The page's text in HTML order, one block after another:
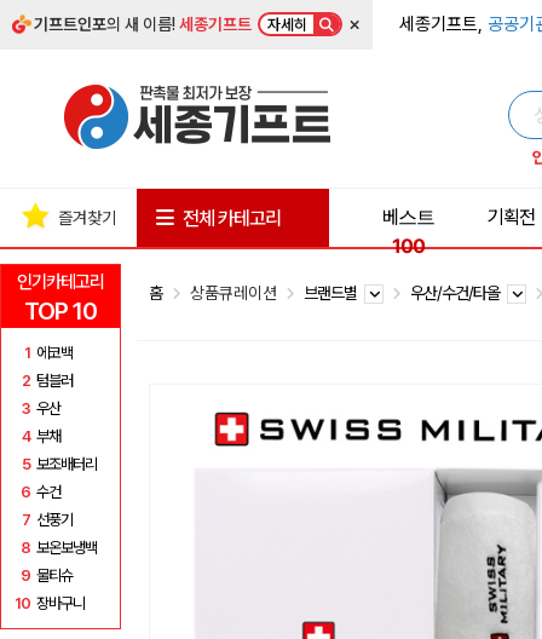
기프트인포의 새 이름!세종기프트 자세히 × 세종기프트, 공공기
인기카테고리
TOP 10
1 에코백
2 텀블러
3 우산
4 부채
5 보조배터리
6 수건
7 선풍기
8 보온보냉백
9 물티슈
10 장바구니
즐겨찾기 전체 카테고리
베스트
100
기획전
홈 상품큐레이션 브랜드별 우산/수건/타올